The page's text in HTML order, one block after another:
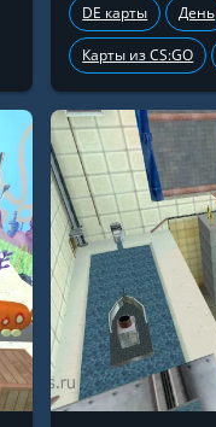
DE карты День
Карты из CS:GO